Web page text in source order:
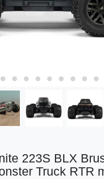
223S BLX
Truck RTR